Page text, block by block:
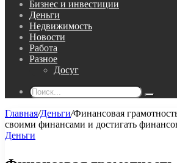
Бизнес и инвестиции
Деньги
Недвижимость
Новости
Работа
Разное
Досуг
Главная/Деньги/Финансовая
своими финансами и достигать
Деньги